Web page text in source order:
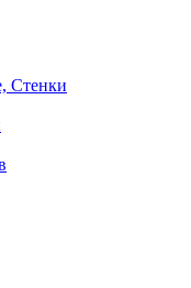
Стенки